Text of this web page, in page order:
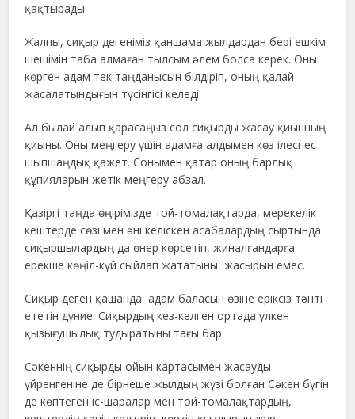
қақтырады.
Жалпы, сиқыр дегеніміз қаншама жылдардан бері ешкім
шешімін таба алмаған тылсым әлем болса керек. Оны
көрген адам тек таңданысын білдіріп, оның қалай
жасалатындығын түсінгісі келеді.
Ал былай алып қарасаңыз сол сиқырды жасау қиынның
қиыны. Оны меңгеру үшін адамға алдымен көз ілеспес
шыпшаңдық қажет. Сонымен қатар оның барлық
құпияларын жетік меңгеру абзал.
Қазіргі таңда өңірімізде той-томалақтарда, мерекелік
кештерде сөзі мен әні келіскен асабалардың сыртында
сиқыршылардың да өнер көрсетіп, жиналғандарға
ерекше көңіл-күй сыйлап жататыны жасырын емес.
Сиқыр деген қашанда адам баласын өзіне еріксіз тәнті
ететін дүние. Сиқырдың кез-келген ортада үлкен
қызығушылық тудыратыны тағы бар.
Сәкеннің сиқырды ойын картасымен жасауды
үйренгеніне де бірнеше жылдың жүзі болған Сәкен бүгін
де көптеген іс-шаралар мен той-томалақтардың,